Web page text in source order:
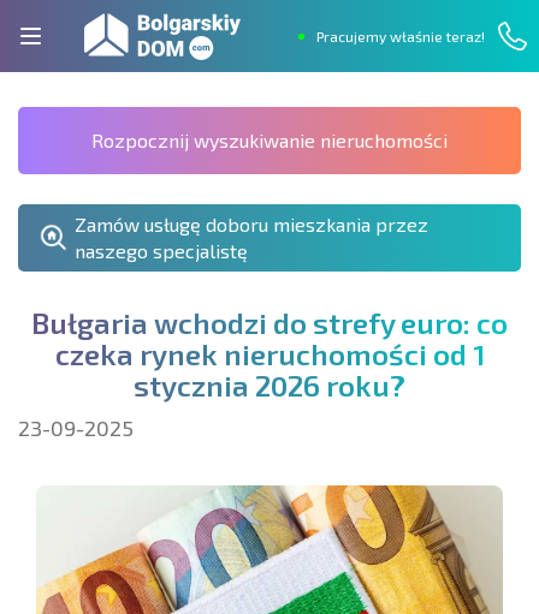
Pracujemy właśnie teraz!
Rozpocznij wyszukiwanie nieruchomości
Zamów usługę doboru mieszkania przez
naszego specjalistę
Bułgaria wchodzi do strefy euro: co
czeka rynek nieruchomości od 1
stycznia 2026 roku?
23-09-2025